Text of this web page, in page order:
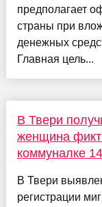
предполагает
страны при
денежных
Главная цель...
В Твери
женщина
коммуналке
В Твери
регистрации